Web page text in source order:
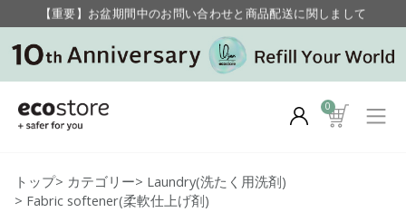
【重要】お盆期間中のお問い合わせと商品配送に関しまして
毎月お得にポイントが貯まる！ “月のポイントアップデー”
0
トップ> カテゴリー> Laundry(洗たく用洗剤)
> Fabric softener(柔軟仕上げ剤)